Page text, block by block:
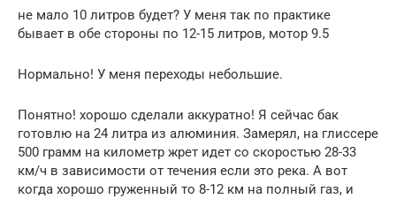
не мало 10 литров будет? У меня так по практике
бывает в обе стороны по 12-15 литров, мотор 9.5
Нормально! У меня переходы небольшие.
Понятно! хорошо сделали аккуратно! Я сейчас бак
готовлю на 24 литра из алюминия. Замерял, на глиссере
500 грамм на километр жрет идет со скоростью 28-33
км/ч в зависимости от течения если это река. А вот
когда хорошо груженный то 8-12 км на полный газ, и